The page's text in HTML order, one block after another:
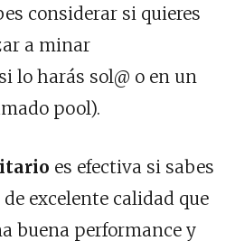
considerar si quieres
a minar
lo harás sol@ o en un
pool).
es efectiva si sabes
excelente calidad que
buena performance y